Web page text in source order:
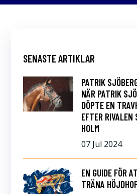
SENASTE ARTIKLAR
PATRIK
NÄR PATRIK
DÖPTE EN
EFTER RIVALEN
HOLM
07 Jul 2024
EN GUIDE FÖR
TRÄNA